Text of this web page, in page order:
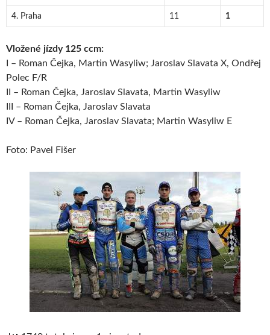
4. Praha 11 1
Vložené jízdy 125 ccm:
I – Roman Čejka, Martin Wasyliw; Jaroslav Slavata X, Ondřej
Polec F/R
II – Roman Čejka, Jaroslav Slavata, Martin Wasyliw
III – Roman Čejka, Jaroslav Slavata
IV – Roman Čejka, Jaroslav Slavata; Martin Wasyliw E
Foto: Pavel Fišer